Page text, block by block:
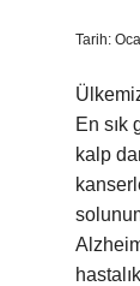
Tarih:
En sık
kalp